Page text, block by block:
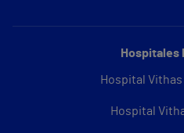
Hospitales
Hospital Vithas
Hospital